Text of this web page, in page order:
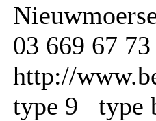
03 669 67
http://
type 9 type